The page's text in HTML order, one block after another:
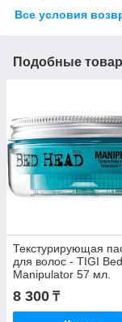
Все условия
Подобные
Текстурирующая
для волос - TIGI
Manipulator 57 мл.
8 300 ₸